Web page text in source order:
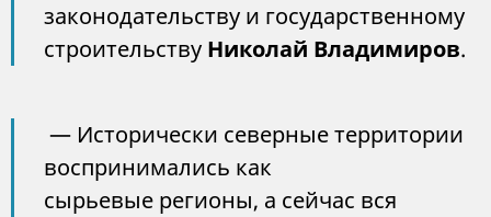
законодательству и государственному
строительству Николай Владимиров.
— Исторически северные территории
воспринимались как
сырьевые регионы, а сейчас вся